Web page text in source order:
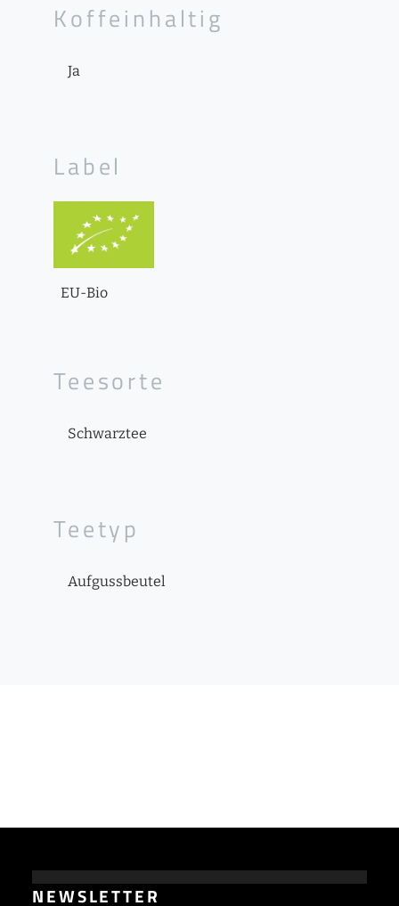
Koffeinhaltig
Ja
Label
EU-Bio
Teesorte
Schwarztee
Teetyp
Aufgussbeutel
NEWSLETTER